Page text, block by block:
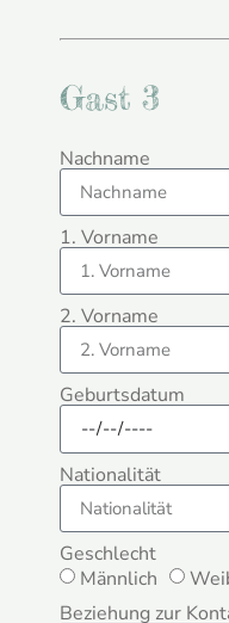
Gast 3
Nachname
1. Vorname
2. Vorname
Geburtsdatum
Nationalität
Geschlecht
Männlich
Beziehung zur